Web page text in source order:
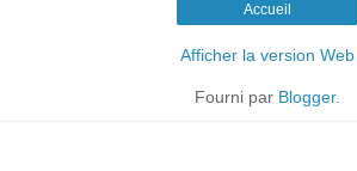
Accueil
Afficher la version Web
Fourni par Blogger.